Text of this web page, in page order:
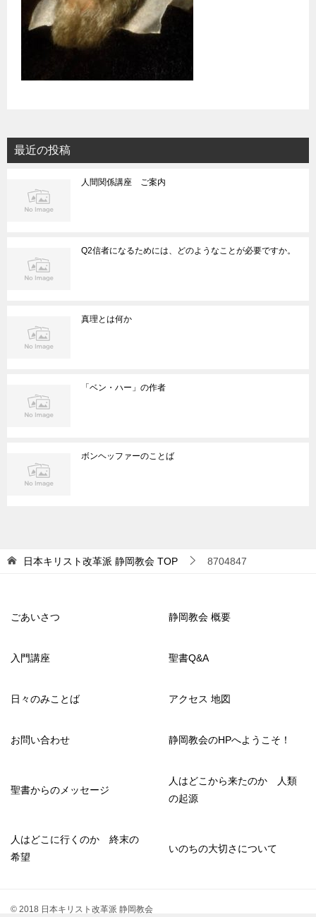
最近の投稿
人間関係講座 ご案内
Q2信者になるためには、どのようなことが必要ですか。
真理とは何か
「ベン・ハー」の作者
ボンヘッファーのことば
日本キリスト改革派 静岡教会 TOP 8704847
ごあいさつ 静岡教会 概要
入門講座 聖書Q&A
日々のみことば アクセス 地図
お問い合わせ 静岡教会のHPへようこそ！
聖書からのメッセージ
人はどこから来たのか 人類
の起源
人はどこに行くのか 終末の
希望
いのちの大切さについて
© 2018 日本キリスト改革派 静岡教会